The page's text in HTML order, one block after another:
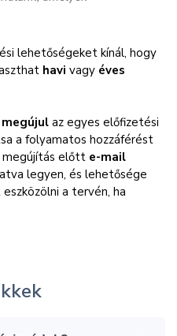
lehetőségeket kínál, hogy
havi vagy éves
az egyes előfizetési
a folyamatos hozzáférést
megújítás előtt e-mail
legyen, és lehetősége
a tervén, ha